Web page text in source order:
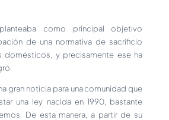
como principal objetivo
de una normativa de sacrificio
domésticos, y precisamente ese ha
gran noticia para una comunidad que
una ley nacida en 1990, bastante
De esta manera, a partir de su